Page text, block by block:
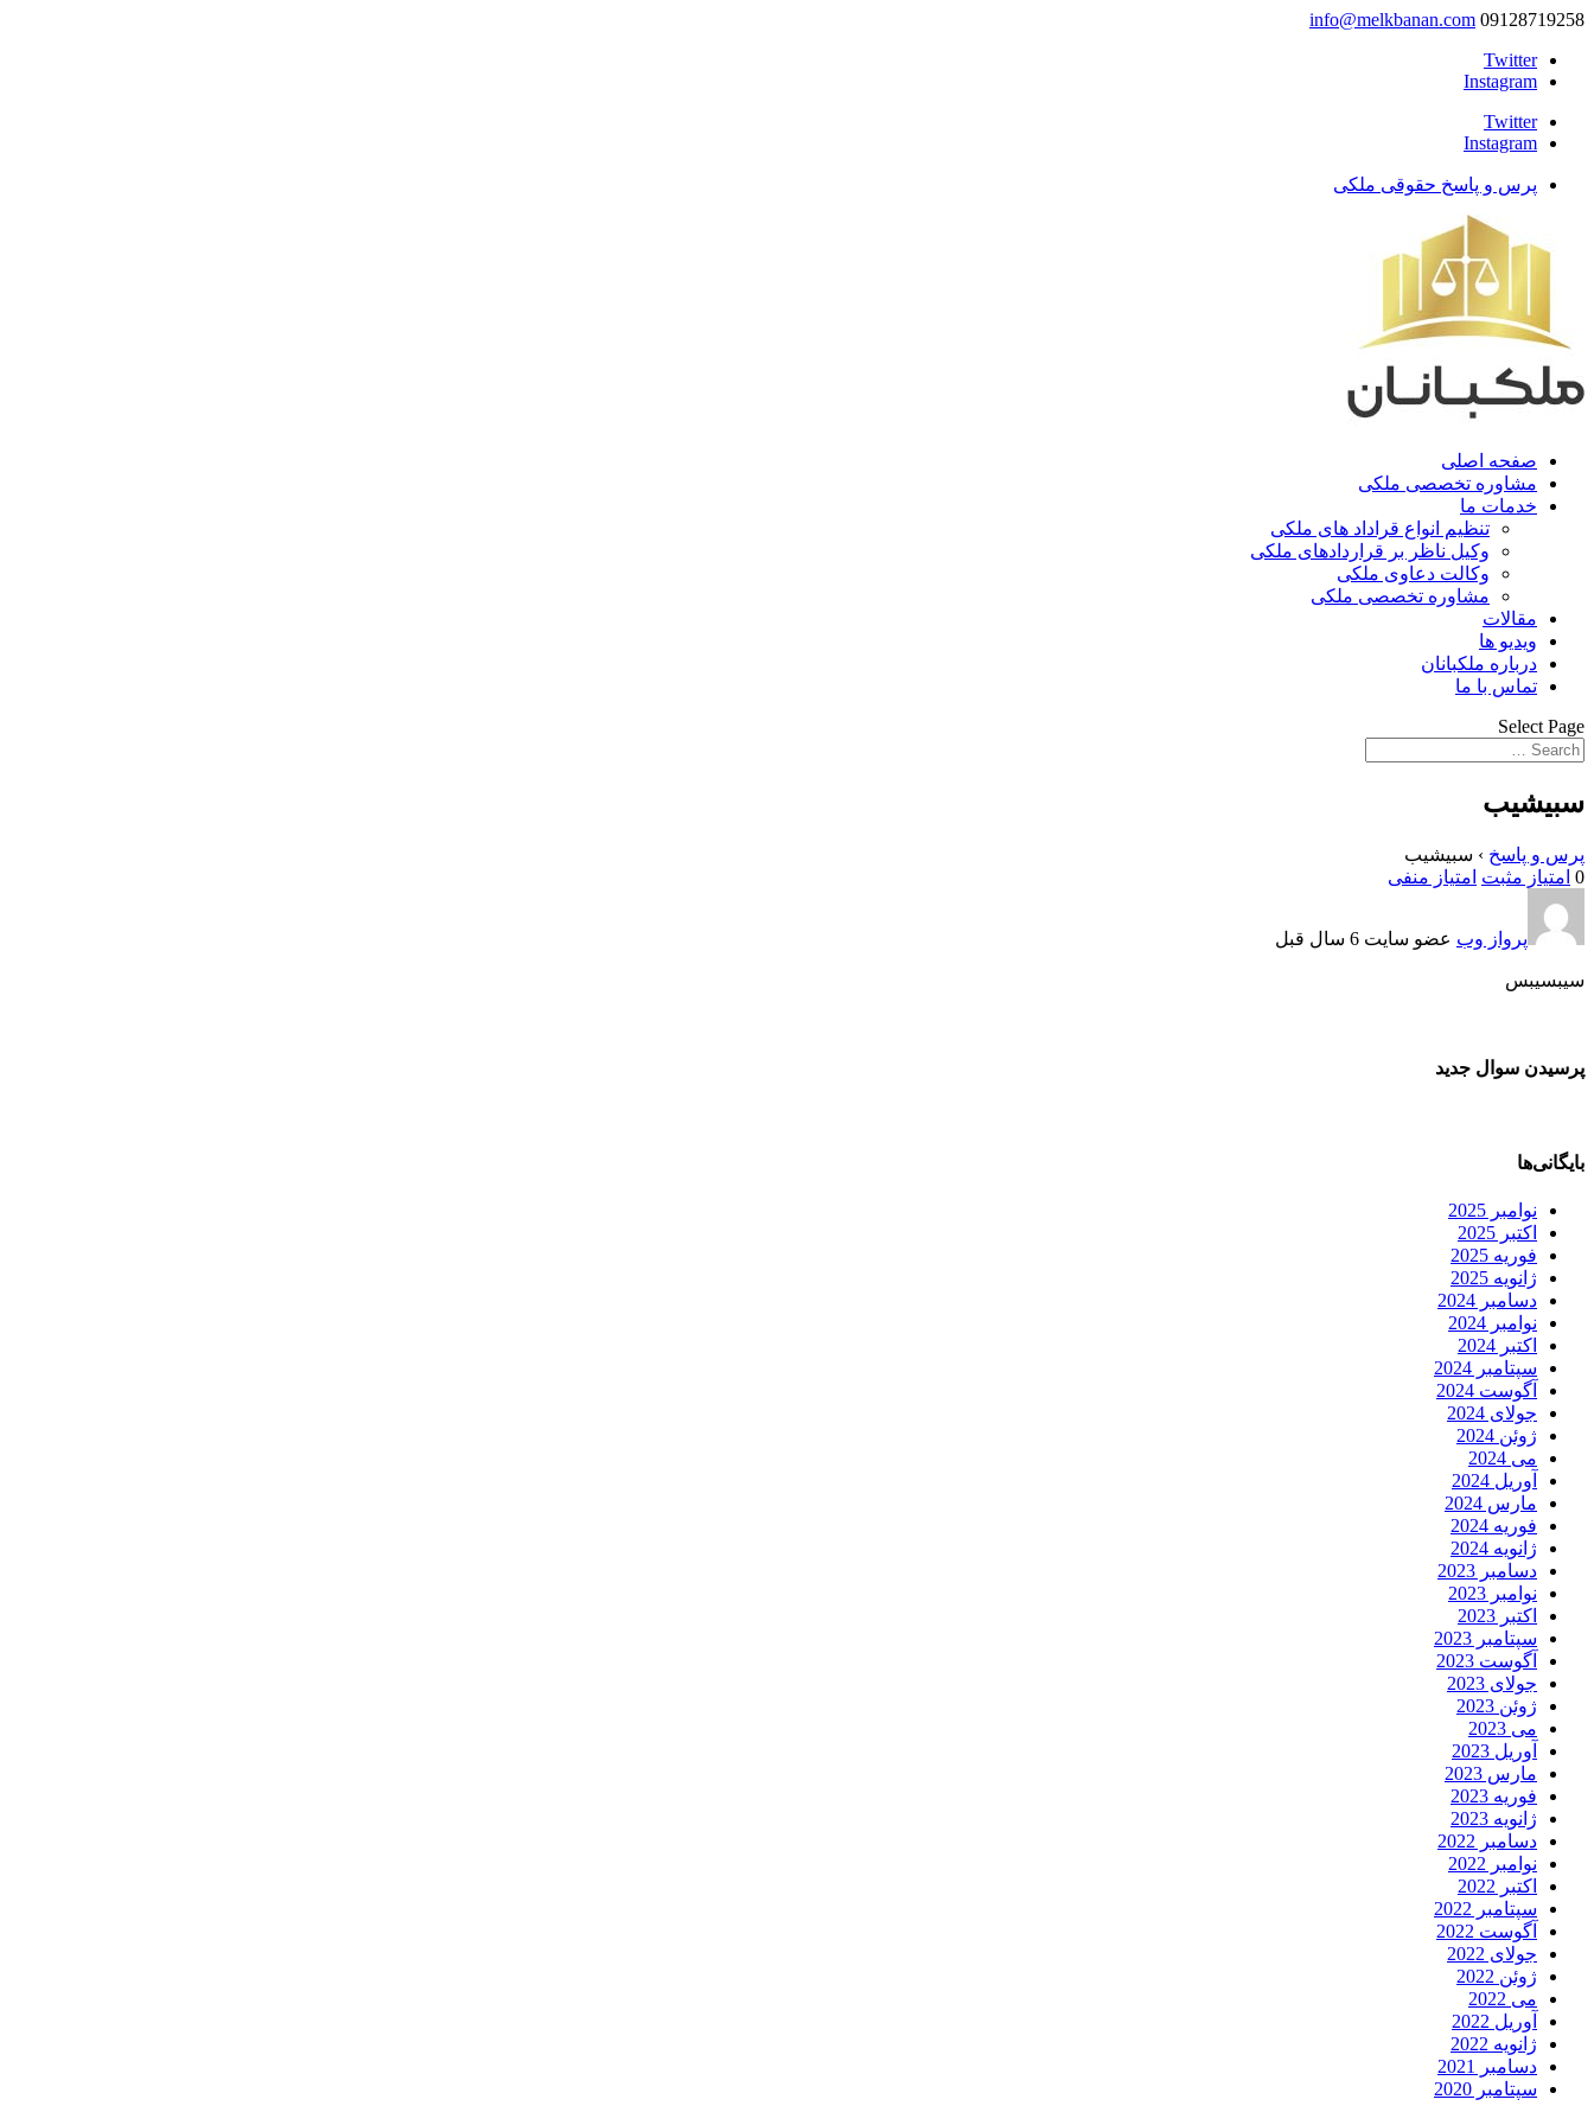
09128719258
info@melkbanan.com
Twitter
Instagram
Twitter
Instagram
پرس و پاسخ حقوقی ملکی
صفحه اصلی
مشاوره تخصصی ملکی
خدمات ما
تنظیم انواع قراداد های ملکی
وکیل ناظر بر قراردادهای ملکی
وکالت دعاوی ملکی
مشاوره تخصصی ملکی
مقالات
ویدیو ها
درباره ملکبانان
تماس با ما
Select Page
سبیشیب
پرس و پاسخ › سبیشیب
0 امتیاز مثبت امتیاز منفی
پرواز وب عضو سایت
سیبسیبس
پرسیدن سوال جدید
بایگانی‌ها
نوامبر 2025
اکتبر 2025
فوریه 2025
ژانویه 2025
دسامبر 2024
نوامبر 2024
اکتبر 2024
سپتامبر 2024
آگوست 2024
جولای 2024
ژوئن 2024
می 2024
آوریل 2024
مارس 2024
فوریه 2024
ژانویه 2024
دسامبر 2023
نوامبر 2023
اکتبر 2023
سپتامبر 2023
آگوست 2023
جولای 2023
ژوئن 2023
می 2023
آوریل 2023
مارس 2023
فوریه 2023
ژانویه 2023
دسامبر 2022
نوامبر 2022
اکتبر 2022
سپتامبر 2022
آگوست 2022
جولای 2022
ژوئن 2022
می 2022
آوریل 2022
ژانویه 2022
دسامبر 2021
سپتامبر 2020